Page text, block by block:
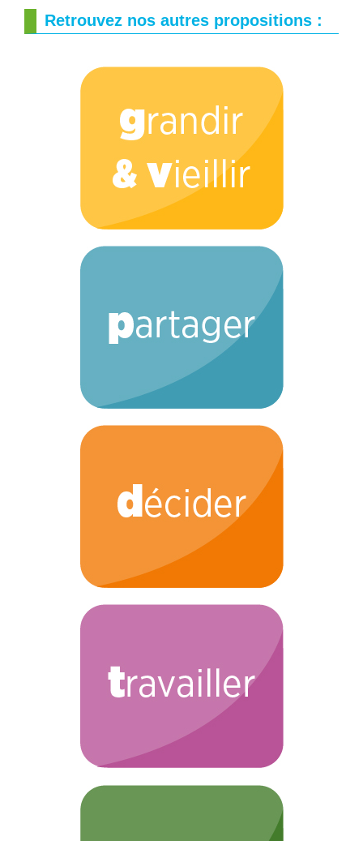
Retrouvez nos autres propositions :